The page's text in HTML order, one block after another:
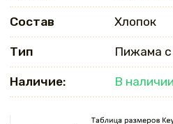
Состав Хлопок
Тип Пижама
Наличие: В наличии